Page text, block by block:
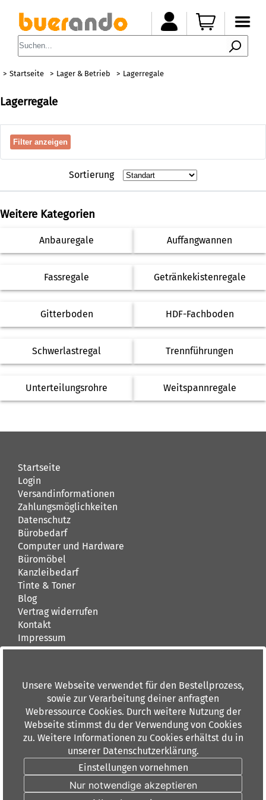
Startseite Lager & Betrieb Lagerregale
Lagerregale
Filter anzeigen
Sortierung
Weitere Kategorien
Anbauregale Auffangwannen
Fassregale Getränkekistenregale
Gitterboden HDF-Fachboden
Schwerlastregal Trennführungen
Unterteilungsrohre Weitspannregale
Startseite
Login
Versandinformationen
Zahlungsmöglichkeiten
Datenschutz
Bürobedarf
Computer und Hardware
Büromöbel
Kanzleibedarf
Tinte & Toner
Blog
Vertrag widerrufen
Kontakt
Impressum
AGB
buerando.de
Dieburger Straße 36
60386 Frankfurt am Main
Tel: 069 84 00 6 0
Fax: 069 88 91 10
info(at)buerando.de
Unsere Angebote sind ausschließlich für Industrie,
Handel, Handwerk, Gewerbe und Behörden bestimmt.
Unsere Webseite verwendet für den Bestellprozess,
sowie zur Verarbeitung deiner anfragten
Webressource Cookies. Durch weitere Nutzung der
Webseite stimmst du der Verwendung von Cookies
zu. Weitere Informationen zu Cookies erhältst du in
unserer Datenschutzerklärung.
Einstellungen vornehmen
Nur notwendige akzeptieren